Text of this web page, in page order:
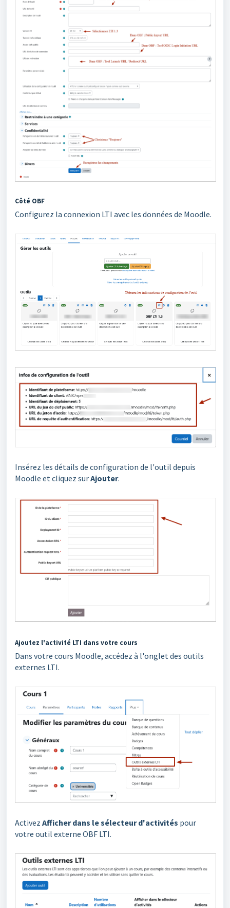
Côté OBF
Configurez la connexion LTI avec les données de Moodle.
Insérez les détails de configuration de l'outil depuis
Moodle et cliquez surAjouter.
Ajoutez l'activité LTI dans votre cours
Dans votre cours Moodle, accédez à l'onglet des outils
externes LTI.
Activez Afficher dans le sélecteur d'activités pour
votre outil externe OBF LTI.